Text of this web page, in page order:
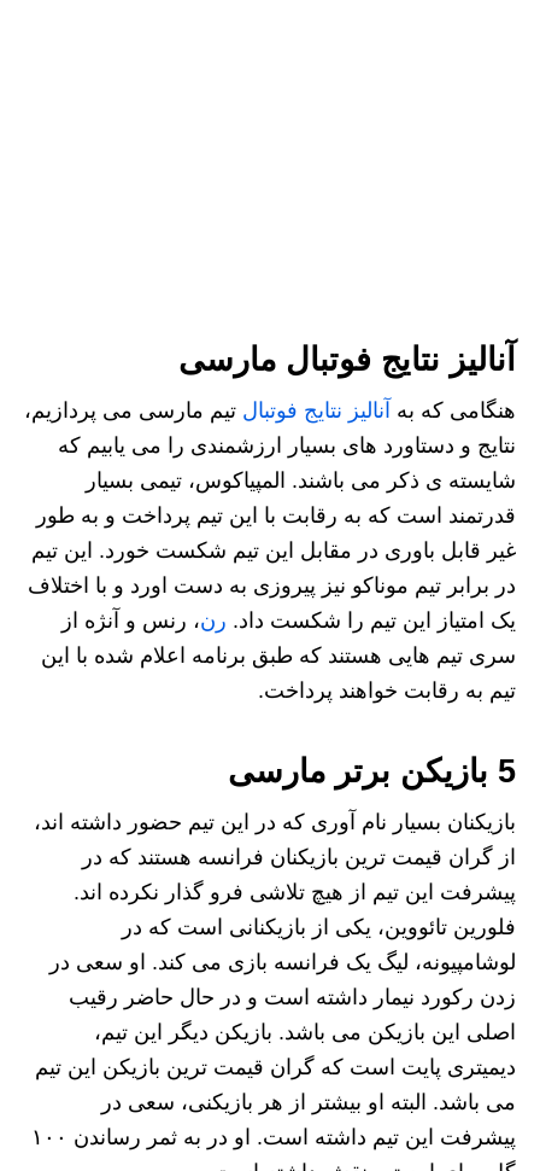
آنالیز نتایج فوتبال مارسی
هنگامی که به آنالیز نتایج فوتبال تیم مارسی می پردازیم،
نتایج و دستاورد های بسیار ارزشمندی را می یابیم که
شایسته ی ذکر می باشند. المپیاکوس، تیمی بسیار
قدرتمند است که به رقابت با این تیم پرداخت و به طور
غیر قابل باوری در مقابل این تیم شکست خورد. این تیم
در برابر تیم موناکو نیز پیروزی به دست اورد و با اختلاف
یک امتیاز این تیم را شکست داد. رن، رنس و آنژه از
سری تیم هایی هستند که طبق برنامه اعلام شده با این
تیم به رقابت خواهند پرداخت.
5 بازیکن برتر مارسی
بازیکنان بسیار نام آوری که در این تیم حضور داشته اند،
از گران قیمت ترین بازیکنان فرانسه هستند که در
پیشرفت این تیم از هیچ تلاشی فرو گذار نکرده اند.
فلورین تائووین، یکی از بازیکنانی است که در
لوشامپیونه، لیگ یک فرانسه بازی می کند. او سعی در
زدن رکورد نیمار داشته است و در حال حاضر رقیب
اصلی این بازیکن می باشد. بازیکن دیگر این تیم،
دیمیتری پایت است که گران قیمت ترین بازیکن این تیم
می باشد. البته او بیشتر از هر بازیکنی، سعی در
پیشرفت این تیم داشته است. او در به ثمر رساندن ۱۰۰